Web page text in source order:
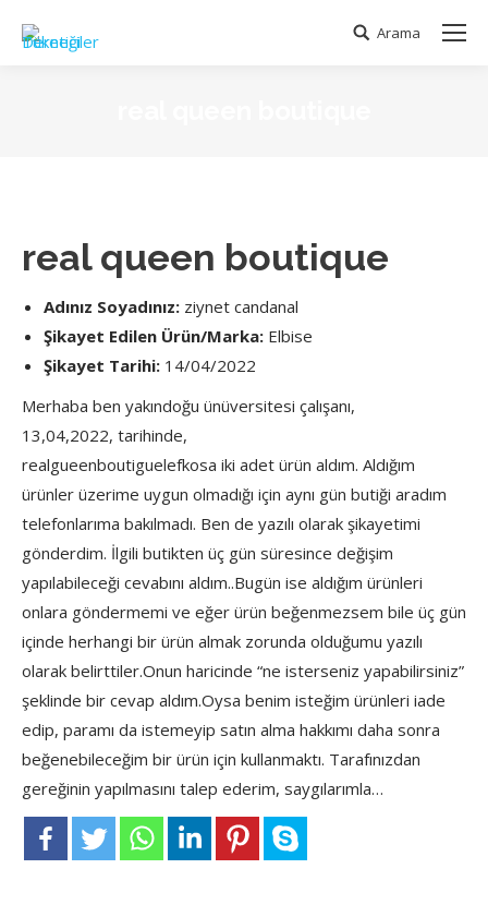
Search:
Arama
real queen boutique
Adınız Soyadınız: ziynet candanal
Şikayet Edilen Ürün/Marka: Elbise
Şikayet Tarihi: 14/04/2022
Merhaba ben yakındoğu ünüversitesi çalışanı,
13,04,2022, tarihinde,
realgueenboutiguelefkosa iki adet ürün aldım. Aldığım
ürünler üzerime uygun olmadığı için aynı gün butiği aradım
telefonlarıma bakılmadı. Ben de yazılı olarak şikayetimi
gönderdim. İlgili butikten üç gün süresince değişim
yapılabileceği cevabını aldım..Bugün ise aldığım ürünleri
onlara göndermemi ve eğer ürün beğenmezsem bile üç gün
içinde herhangi bir ürün almak zorunda olduğumu yazılı
olarak belirttiler.Onun haricinde “ne isterseniz yapabilirsiniz”
şeklinde bir cevap aldım.Oysa benim isteğim ürünleri iade
edip, paramı da istemeyip satın alma hakkımı daha sonra
beğenebileceğim bir ürün için kullanmaktı. Tarafınızdan
gereğinin yapılmasını talep ederim, saygılarımla…